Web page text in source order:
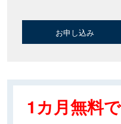
お申し込み
1カ月無料